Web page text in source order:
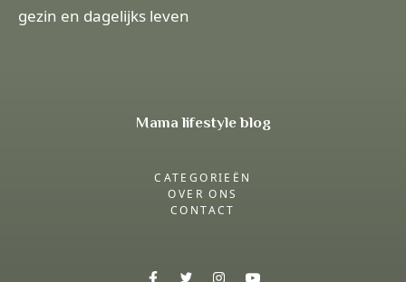
gezin en dagelijks leven
Mama lifestyle blog
CATEGORIEËN
OVER ONS
CONTACT